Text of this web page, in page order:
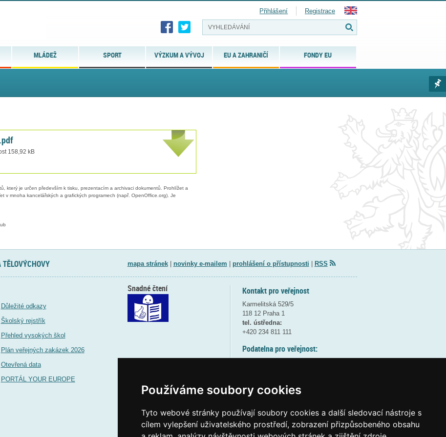
Používáme soubory cookies
Tyto webové stránky používají soubory cookies a další sledovací nástroje s
cílem vylepšení uživatelského prostředí, zobrazení přizpůsobeného obsahu
MLÁDEŽ SPORT VÝZKUM A VÝVOJ EU A ZAHRANIČÍ FONDY EU
Přihlášení Registrace
158,92 kB
který je určen především k tisku, prezentacím a archivaci dokumentů. Prohlížet a
v mnoha kancelářských a grafických programech (např. OpenOffice.org). Je
mapa stránek| novinky e-mailem prohlášení o přístupnosti RSS
Důležité odkazy
Školský rejstřík
Přehled vysokých škol
Plán veřejných zakázek 2026
Otevřená data
PORTÁL YOUR EUROPE
Kontakt pro veřejnost
Karmelitská 529/5
118 12 Praha 1
tel. ústředna:
+420 234 811 111
Podatelna pro veřejnost:
(více informací
Elektronická podatelna:
Snadné čtení